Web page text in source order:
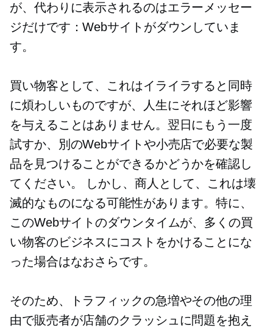
が、代わりに表示されるのはエラーメッセー
ジだけです：Webサイトがダウンしていま
す。
買い物客として、これはイライラすると同時
に煩わしいものですが、人生にそれほど影響
を与えることはありません。翌日にもう一度
試すか、別のWebサイトや小売店で必要な製
品を見つけることができるかどうかを確認し
てください。 しかし、商人として、これは壊
滅的なものになる可能性があります。特に、
このWebサイトのダウンタイムが、多くの買
い物客のビジネスにコストをかけることにな
った場合はなおさらです。
そのため、トラフィックの急増やその他の理
由で販売者が店舗のクラッシュに問題を抱え